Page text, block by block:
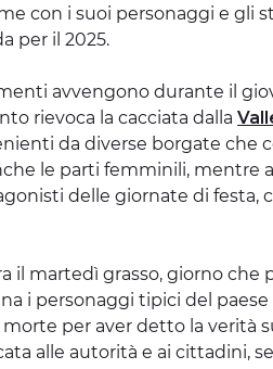
con i suoi personaggi e gli
per il 2025.
avvengono durante il
rievoca la cacciata dalla
da diverse borgate che
le parti femminili, mentre
delle giornate di festa,
il martedì grasso, giorno che
i personaggi tipici del paese
per aver detto la verità
alle autorità e ai cittadini,